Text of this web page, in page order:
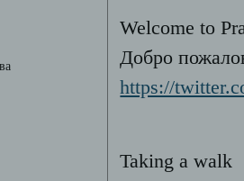
Welcome to
Добро
https://
Taking a walk